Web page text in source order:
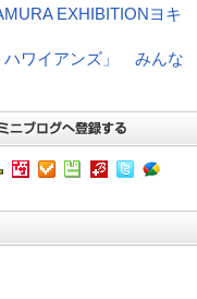
EXHIBITIONヨキ
ハワイアンズ」 みんな